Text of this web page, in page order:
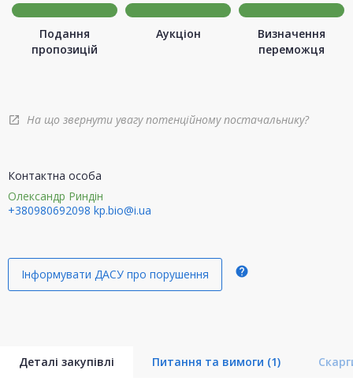
Подання
пропозицій
Аукціон
Визначення
переможця
open_in_new На що звернути увагу потенційному постачальнику?
Контактна особа
Олександр Риндін
+380980692098 kp.bio@i.ua
Інформувати ДАСУ про порушення help
Деталі закупівлі Питання та вимоги (1)